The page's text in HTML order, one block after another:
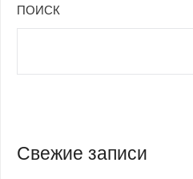
ПОИСК
Свежие записи